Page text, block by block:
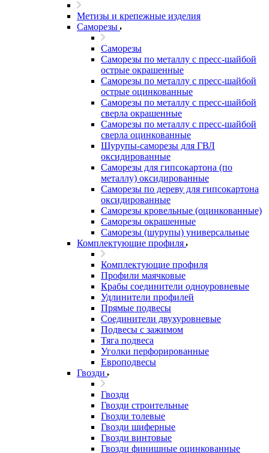
Метизы и крепежные изделия
Саморезы
Саморезы
Саморезы по металлу с пресс-шайбой
острые окрашенные
Саморезы по металлу с пресс-шайбой
острые оцинкованные
Саморезы по металлу с пресс-шайбой
сверла окрашенные
Саморезы по металлу с пресс-шайбой
сверла оцинкованные
Шурупы-саморезы для ГВЛ
оксидированные
Саморезы для гипсокартона (по
металлу) оксидированные
Саморезы по дереву для гипсокартона
оксидированные
Саморезы кровельные (оцинкованные)
Саморезы окрашенные
Саморезы (шурупы) универсальные
Комплектующие профиля
Комплектующие профиля
Профили маячковые
Крабы соединители одноуровневые
Удлинители профилей
Прямые подвесы
Соединители двухуровневые
Подвесы с зажимом
Тяга подвеса
Уголки перфорированные
Европодвесы
Гвозди
Гвозди
Гвозди строительные
Гвозди толевые
Гвозди шиферные
Гвозди винтовые
Гвозди финишные оцинкованные